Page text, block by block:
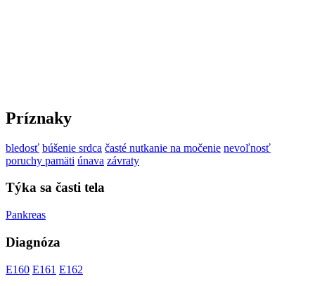
Príznaky
bledosť búšenie srdca časté nutkanie na močenie nevoľnosť
poruchy pamäti únava závraty
Týka sa časti tela
Pankreas
Diagnóza
E160 E161 E162